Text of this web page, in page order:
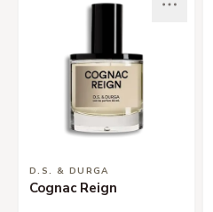
D.S. & DURGA
Cognac Reign